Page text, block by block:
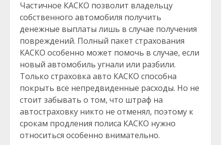
Частичное КАСКО позволит владельцу
собственного автомобиля получить
денежные выплаты лишь в случае получения
повреждений. Полный пакет страхования
КАСКО особенно может помочь в случае, если
новый автомобиль угнали или разбили.
Только страховка авто КАСКО способна
покрыть все непредвиденные расходы. Но не
стоит забывать о том, что штраф на
автостраховку никто не отменял, поэтому к
срокам продления полиса КАСКО нужно
относиться особенно внимательно.